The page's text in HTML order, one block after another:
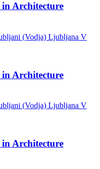
Architecture
(Vodja) Ljubljana V
Architecture
(Vodja) Ljubljana V
Architecture